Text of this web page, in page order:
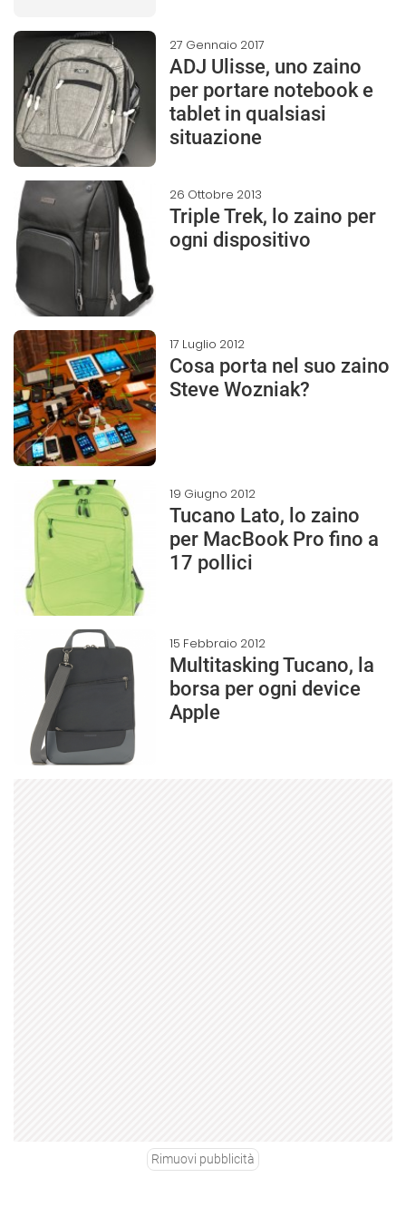
27 Gennaio 2017
ADJ Ulisse, uno zaino
per portare notebook e
tablet in qualsiasi
situazione
26 Ottobre 2013
Triple Trek, lo zaino per
ogni dispositivo
17 Luglio 2012
Cosa porta nel suo zaino
Steve Wozniak?
19 Giugno 2012
Tucano Lato, lo zaino
per MacBook Pro fino a
17 pollici
15 Febbraio 2012
Multitasking Tucano, la
borsa per ogni device
Apple
Rimuovi pubblicità